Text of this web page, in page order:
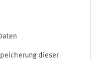
dieser